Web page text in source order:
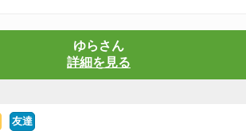
ゆらさん
詳細を見る
友達